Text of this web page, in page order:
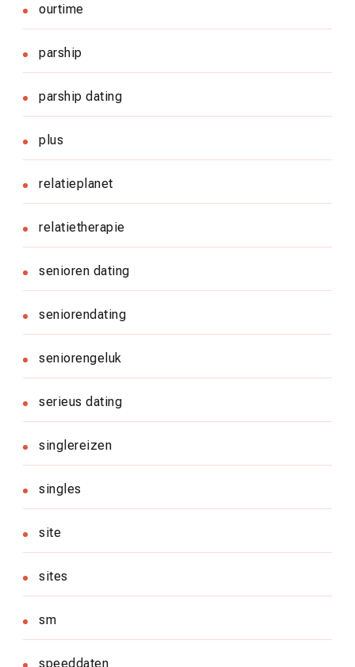
ourtime
parship
parship dating
plus
relatieplanet
relatietherapie
senioren dating
seniorendating
seniorengeluk
serieus dating
singlereizen
singles
site
sites
sm
speeddaten